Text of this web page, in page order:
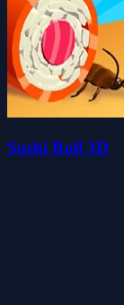
Sushi Roll 3D